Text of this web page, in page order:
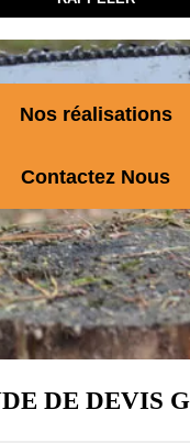
Nos réalisations
Contactez Nous
DE DEVIS